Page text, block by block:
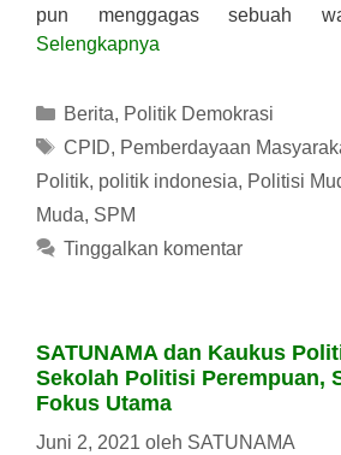
pun menggagas sebuah
Selengkapnya
Kategori
Berita, Politik Demokrasi
Tag
CPID, Pemberdayaan
Politik, politik indonesia, Politisi
Muda, SPM
Tinggalkan komentar
SATUNAMA dan Kaukus
Sekolah Politisi Perempuan,
Fokus Utama
Juni 2, 2021 oleh SATUNAMA